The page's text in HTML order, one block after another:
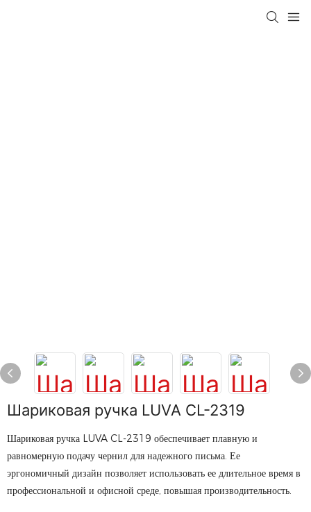
Шариковая ручка LUVA CL-2319
Шариковая ручка LUVA CL-2319 обеспечивает плавную и
равномерную подачу чернил для надежного письма. Ее
эргономичный дизайн позволяет использовать ее длительное время в
профессиональной и офисной среде, повышая производительность.